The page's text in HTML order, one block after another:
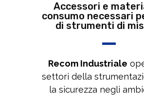
Accessori e
consumo necessari
di strumenti di
Recom Industriale
settori della
la sicurezza negli